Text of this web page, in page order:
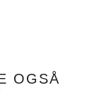
OGSÅ